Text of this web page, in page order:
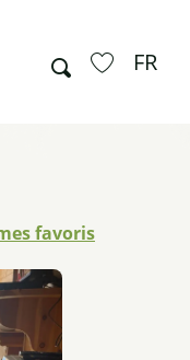
Recherche FR
favoris